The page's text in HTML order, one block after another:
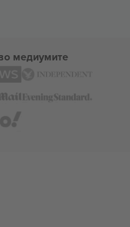
медиумите